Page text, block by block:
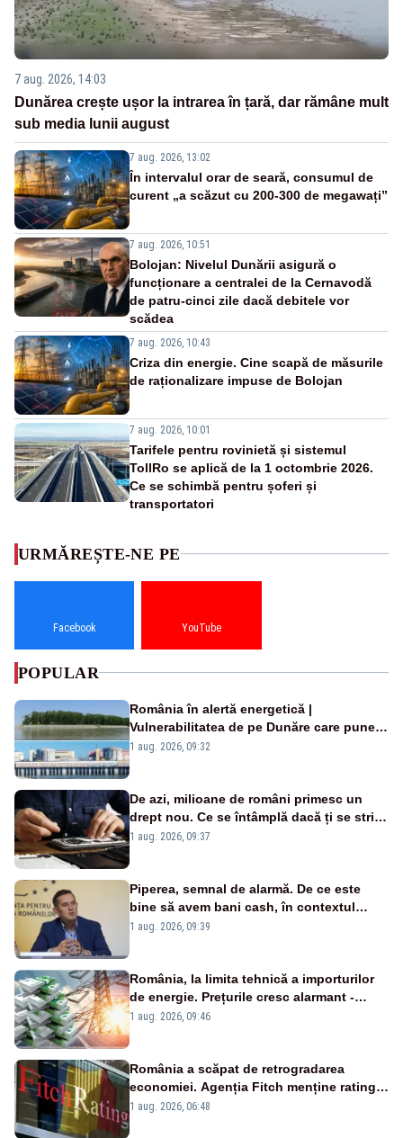
7 aug. 2026, 14:03
Dunărea crește ușor la intrarea în țară, dar rămâne mult
sub media lunii august
7 aug. 2026, 13:02
În intervalul orar de seară, consumul de
curent „a scăzut cu 200-300 de megawați”
7 aug. 2026, 10:51
Bolojan: Nivelul Dunării asigură o
funcționare a centralei de la Cernavodă
de patru-cinci zile dacă debitele vor
scădea
7 aug. 2026, 10:43
Criza din energie. Cine scapă de măsurile
de raționalizare impuse de Bolojan
7 aug. 2026, 10:01
Tarifele pentru rovinietă și sistemul
TollRo se aplică de la 1 octombrie 2026.
Ce se schimbă pentru șoferi și
transportatori
URMĂREȘTE-NE PE
Facebook YouTube
POPULAR
România în alertă energetică |
Vulnerabilitatea de pe Dunăre care pune
în pericol Centrala Cernavodă era
1 aug. 2026, 09:32
De azi, milioane de români primesc un
drept nou. Ce se întâmplă dacă ți se strică
un produs
1 aug. 2026, 09:37
Piperea, semnal de alarmă. De ce este
bine să avem bani cash, în contextul
alertei energetice?
1 aug. 2026, 09:39
România, la limita tehnică a importurilor
de energie. Prețurile cresc alarmant -
Analiză Realitatea Plus
1 aug. 2026, 09:46
România a scăpat de retrogradarea
economiei. Agenția Fitch menține ratingul
„BBB-” cu perspectivă negativă
1 aug. 2026, 06:48